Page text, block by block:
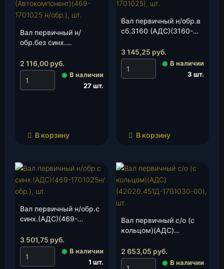
Вал первичный н/
обр.без синх.
1701025 н/обр.), шт.
2 116,00 руб.
◉ В наличии
27 шт.
В корзину
Вал первичный н/обр.в
сб.3160 (АДС)(3160-
3 145,25 руб.
◉ В наличии
3 шт.
В корзину
Вал первичный н/обр.с
синх.(АДС)(469-
3 501,75 руб.
◉ В наличии
1 шт.
Вал первичный с/о (с
кольцом)(АДС)
00), шт.
2 653,05 руб.
◉ В наличии